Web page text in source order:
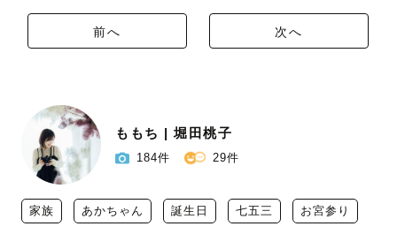
前へ 次へ
ももち | 堀田桃子
184件 29件
家族 あかちゃん 誕生日 七五三 お宮参り